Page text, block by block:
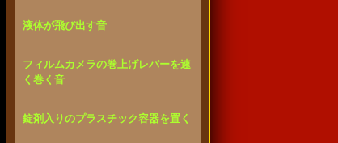
液体が飛び出す音
フィルムカメラの巻上げレバーを速
く巻く音
錠剤入りのプラスチック容器を置く